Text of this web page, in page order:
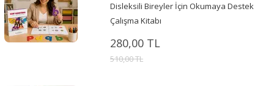
Disleksili Bireyler İçin Okumaya Destek
Çalışma Kitabı
280,00 TL
510,00 TL